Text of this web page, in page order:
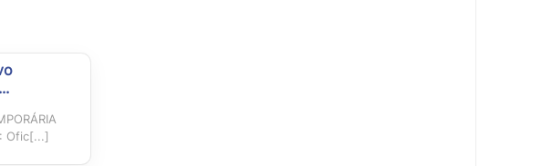
Ofic[...]